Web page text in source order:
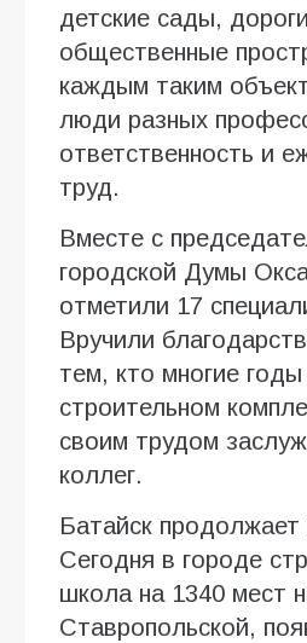
детские сады,
общественные
каждым таким
люди разных
ответственность и
труд.
Вместе с
городской Думы
отметили 17
Вручили
тем, кто многие
строительном
своим трудом
коллег.
Батайск продолжает
Сегодня в городе
школа на 1340 мест
Ставропольской,